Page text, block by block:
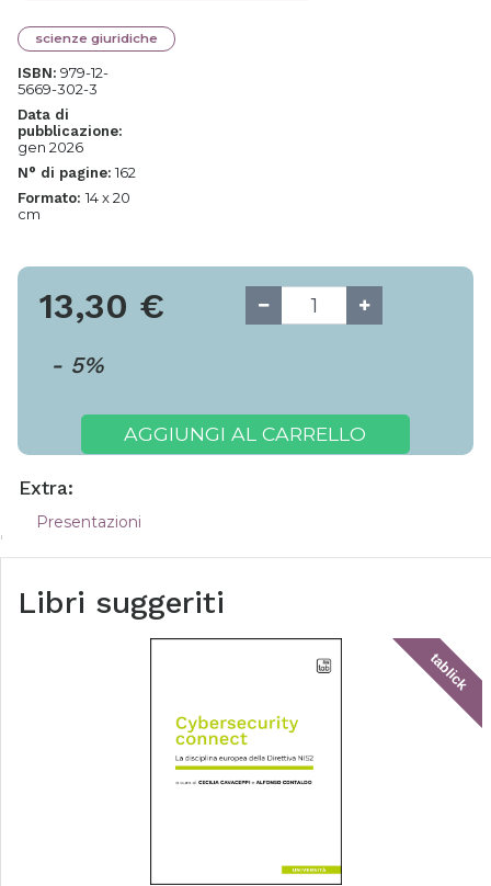
scienze giuridiche
ISBN: 979-12-
5669-302-3
Data di
pubblicazione:
gen 2026
N° di pagine: 162
Formato: 14 x 20
cm
13,30 €
- 5%
AGGIUNGI AL CARRELLO
Extra:
Presentazioni
Libri suggeriti
tablick